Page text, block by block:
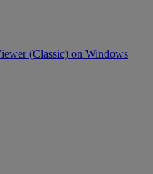
(Classic) on Windows